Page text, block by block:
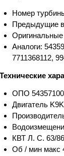
Номер
Предыдущие
Оригинальные
Аналоги:
7711368112,
Технические
ОПО
Двигатель K9K
КВТ Л. С. 63/86
Об / мин макс